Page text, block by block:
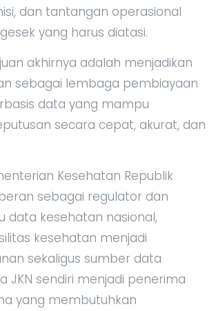
dan tantangan operasional
yang harus diatasi.
akhirnya adalah menjadikan
sebagai lembaga pembiayaan
data yang mampu
secara cepat, akurat, dan
Kesehatan Republik
sebagai regulator dan
data kesehatan nasional,
kesehatan menjadi
sekaligus sumber data
JKN sendiri menjadi penerima
yang membutuhkan